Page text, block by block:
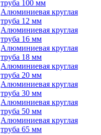
труба 100 мм
Алюминиевая круглая
труба 12 мм
Алюминиевая круглая
труба 16 мм
Алюминиевая круглая
труба 18 мм
Алюминиевая круглая
труба 20 мм
Алюминиевая круглая
труба 30 мм
Алюминиевая круглая
труба 50 мм
Алюминиевая круглая
труба 65 мм